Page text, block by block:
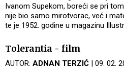
Ivanom Supekom, boreći se pri
nije bio samo mirotvorac, već i
te je 1952. godine u magazinu
Tolerantia - film
AUTOR: ADNAN TERZIĆ | 09. 02.